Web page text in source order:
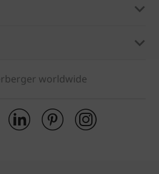
worldwide